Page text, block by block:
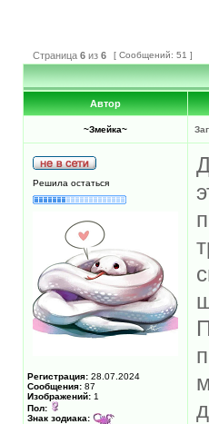
Страница 6 из 6 [ Сообщений: 51 ]
Автор
~Змейка~
Решила остаться
Регистрация: 28.07.2024
Сообщения: 87
Изображений: 1
Пол:
Знак зодиака: